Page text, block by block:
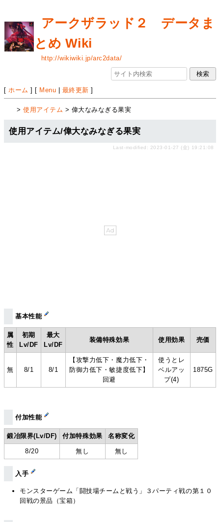
アークザラッド２ データま
とめ Wiki
http://wikiwiki.jp/arc2data/
[ ホーム ] [ Menu 最終更新 ]
>使用アイテム > 偉大なみなぎる果実
使用アイテム/偉大なみなぎる果実
Last-modified: 2023-01-27 (金) 19:21:08
基本性能
属
性
初期
Lv/DF
最大
Lv/DF
装備特殊効果 使用効果 売価
無 8/1 8/1
【攻撃力低下・魔力低下・
防御力低下・敏捷度低下】
回避
使うとレ
ベルアッ
プ(4)
1875G
付加性能
鍛冶限界(Lv/DF) 付加特殊効果 名称変化
8/20 無し 無し
入手
モンスターゲーム「闘技場チームと戦う」３パーティ戦の第１０
回戦の景品（宝箱）